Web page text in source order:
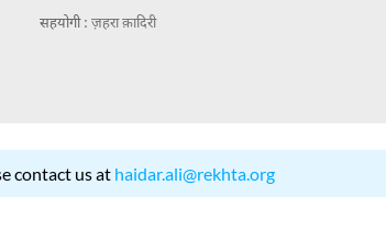
सहयोगी : ज़हरा क़ादिरी
contact us at haidar.ali@rekhta.org